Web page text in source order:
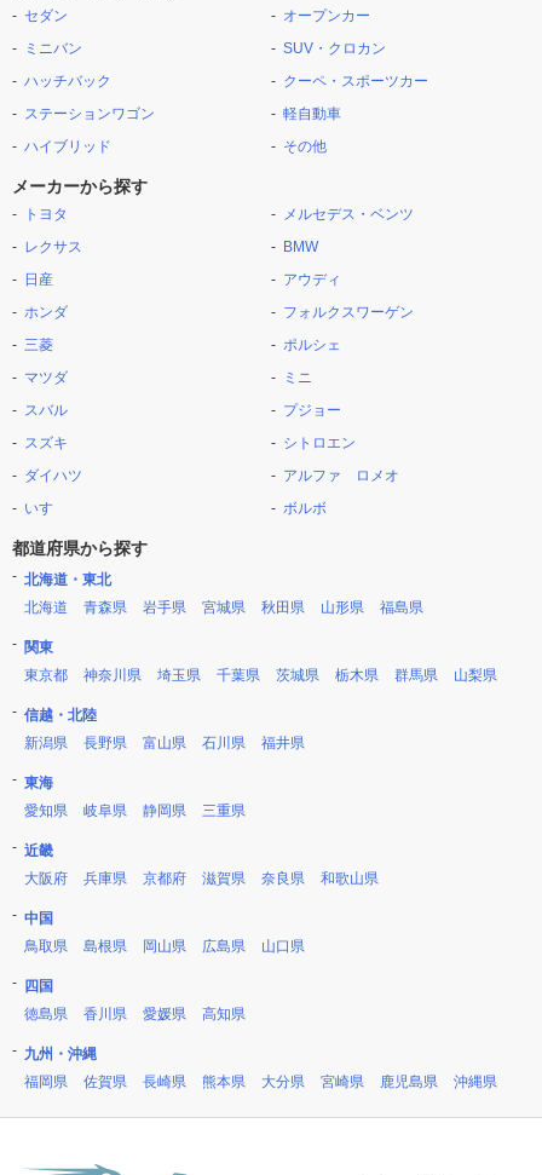
セダン
ミニバン
ハッチバック
ステーションワゴン
ハイブリッド
オープンカー
SUV・クロカン
クーペ・スポーツカー
軽自動車
その他
メーカーから探す
トヨタ
レクサス
日産
ホンダ
三菱
マツダ
スバル
スズキ
ダイハツ
いすゞ
メルセデス・ベンツ
BMW
アウディ
フォルクスワーゲン
ポルシェ
ミニ
プジョー
シトロエン
アルファ ロメオ
ボルボ
都道府県から探す
北海道・東北
北海道
青森県 岩手県 宮城県 秋田県 山形県 福島県
関東
東京都
神奈川県 埼玉県 千葉県 茨城県 栃木県 群馬県 山梨県
信越・北陸
新潟県
長野県 富山県 石川県 福井県
東海
愛知県
岐阜県 静岡県 三重県
近畿
大阪府
兵庫県 京都府 滋賀県 奈良県 和歌山県
中国
鳥取県
島根県 岡山県 広島県 山口県
四国
徳島県
香川県 愛媛県 高知県
九州・沖縄
福岡県
佐賀県 長崎県 熊本県 大分県 宮崎県 鹿児島県 沖縄県